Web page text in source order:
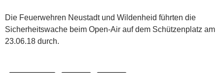
Die Feuerwehren Neustadt und Wildenheid führten die
Sicherheitswache beim Open-Air auf dem Schützenplatz am
23.06.18 durch.